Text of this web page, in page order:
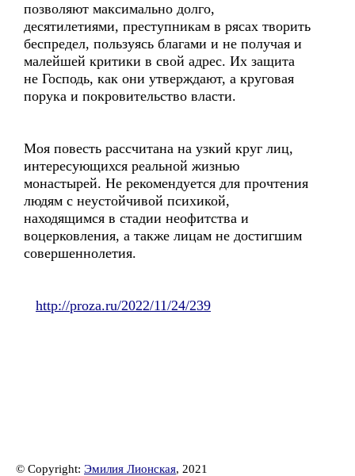
позволяют максимально долго,
десятилетиями, преступникам в рясах творить
беспредел, пользуясь благами и не получая и
малейшей критики в свой адрес. Их защита
не Господь, как они утверждают, а круговая
порука и покровительство власти.
Моя повесть рассчитана на узкий круг лиц,
интересующихся реальной жизнью
монастырей. Не рекомендуется для прочтения
людям с неустойчивой психикой,
находящимся в стадии неофитства и
воцерковления, а также лицам не достигшим
совершеннолетия.
http://proza.ru/2022/11/24/239
© Copyright: Эмилия Лионская, 2021